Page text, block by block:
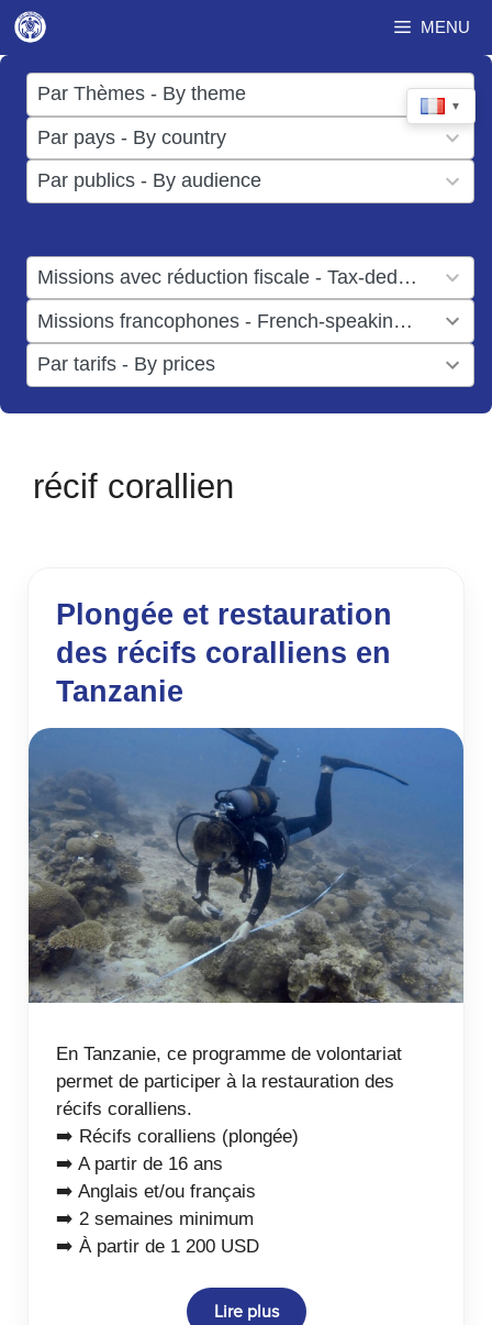
Aller
au
contenu
MENU
▼
Par Thèmes - By theme
17
results
available
Par pays - By country
50
results
available
Par publics - By audience
results
Missions avec réduction fiscale - Tax-deductible missions
result
available
Missions francophones - French-speaking missions
result
available
Par tarifs - By prices
results
available
récif corallien
Plongée et restauration
des récifs coralliens en
Tanzanie
En Tanzanie, ce programme de volontariat
permet de participer à la restauration des
récifs coralliens.
➡️ Récifs coralliens (plongée)
➡️ A partir de 16 ans
➡️ Anglais et/ou français
➡️ 2 semaines minimum
➡️ À partir de 1 200 USD
Lire plus